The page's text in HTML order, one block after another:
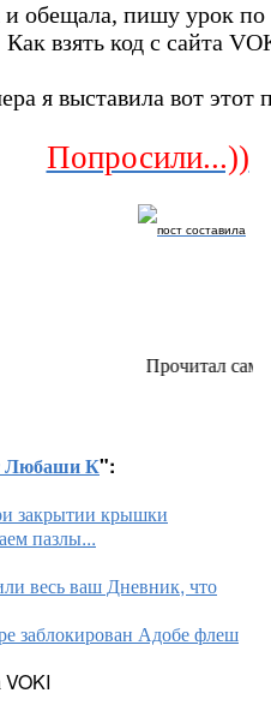
и обещала, пишу урок по
Как взять код с сайта
я выставила вот этот
Попросили...))
пост составила
Прочитал сам - покажи
Любаши К":
закрытии крышки
пазлы...
весь ваш Дневник, что
заблокирован Адобе флеш
VOKI